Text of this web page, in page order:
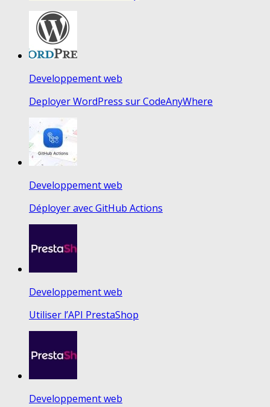
Developpement web
Deployer WordPress sur CodeAnyWhere
Developpement web
Déployer avec GitHub Actions
Developpement web
Utiliser l’API PrestaShop
Developpement web